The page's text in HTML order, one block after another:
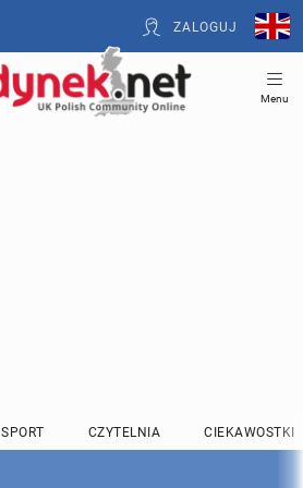
ZALOGUJ
Menu
SPORT CZYTELNIA CIEKAWOSTKI